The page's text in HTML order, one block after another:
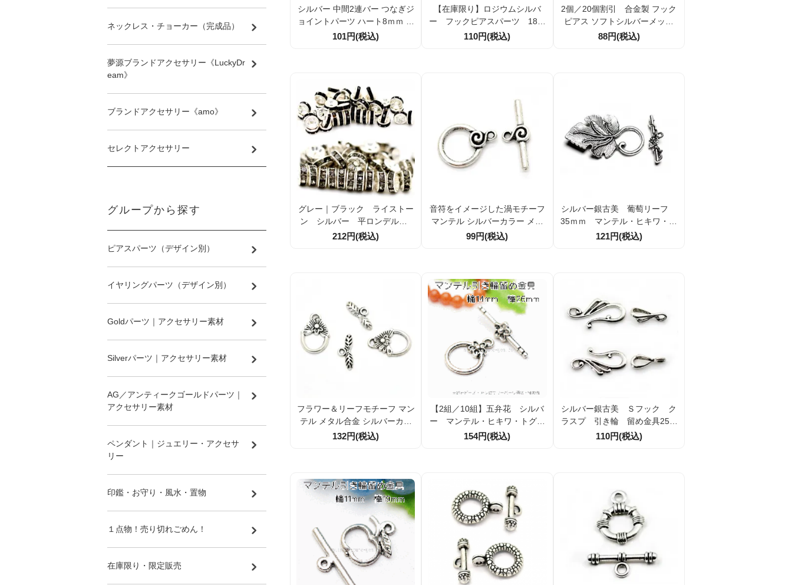
シルバー 中間2連バー つなぎジ
ョイントパーツ ハート8ｍｍ 三
色ラインストーン アクセサリー
101円(税込)
【在庫限り】ロジウムシルバ
ー フックピアスパーツ 18ｍ
ｍコイル×ボール 6本入／40本
110円(税込)
2個／20個割引 合金製 フック
ピアス ソフトシルバーメッキ
カン付き 開閉可能 約18mm
88円(税込)
グレー｜ブラック ライストー
ン シルバー 平ロンデル 2
色4サイズ
212円(税込)
音符をイメージした渦モチーフ
マンテル シルバーカラー メタ
ル合金 アクセサリーパーツ（1
99円(税込)
シルバー銀古美 葡萄リーフ
35ｍｍ マンテル・ヒキワ・ト
グルクラスプ留め金具（【1組
121円(税込)
フラワー＆リーフモチーフ マン
テル メタル合金 シルバーカラ
ー アクセサリーパーツ（2セッ
132円(税込)
【2組／10組】五弁花 シルバ
ー マンテル・ヒキワ・トグル
クラスプ留め金具パーツ 輪14
154円(税込)
シルバー銀古美 Ｓフック ク
ラスプ 引き輪 留め金具25m
m 2組／10組（50508997）
110円(税込)
ネックレス・チョーカー（完成品）
夢源ブランドアクセサリー《LuckyDr
eam》
ブランドアクセサリー《amo》
セレクトアクセサリー
グループから探す
ピアスパーツ（デザイン別）
イヤリングパーツ（デザイン別）
Goldパーツ｜アクセサリー素材
Silverパーツ｜アクセサリー素材
AG／アンティークゴールドパーツ｜
アクセサリー素材
ペンダント｜ジュエリー・アクセサ
リー
印鑑・お守り・風水・置物
１点物！売り切れごめん！
在庫限り・限定販売